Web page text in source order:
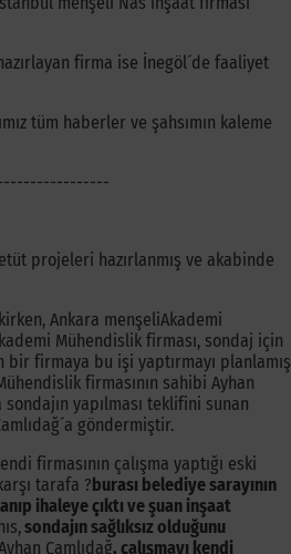
firma ise İnegöl´de faaliyet
tüm haberler ve şahsımın kaleme
projeleri hazırlanmış ve akabinde
Ankara menşeliAkademi
Mühendislik firması, sondaj için
firmaya bu işi yaptırmayı planlamış
firmasının sahibi Ayhan
yapılması teklifini sunan
göndermiştir.
firmasının çalışma yaptığı eski
tarafa ? burası belediye sarayının
ihaleye çıktı ve şuan inşaat
sondajın sağlıksız olduğunu
Çamlıdağ, çalışmayı kendi